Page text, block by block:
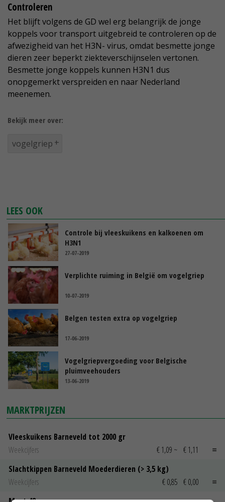
Controleren
Het blijft volgens de GD wel erg belangrijk de jonge
koppels voor transport uitgebreid te controleren op de
afwezigheid van het H3N- virus, omdat besmette jonge
dieren zeer beperkt ziekteverschijnselen vertonen.
Besmette jonge koppels kunnen H3N1 dus
onopgemerkt verspreiden en naar Nederland
meenemen.
Bekijk meer over:
vogelgriep
LEES OOK
Controle bij vleeskuikens en kalkoenen om
H3N1
27-07-2019
Verplichte ruiming in België om vogelgriep
10-07-2019
Belgen testen extra op vogelgriep
17-06-2019
Vogelgriepvergoeding voor Belgische
pluimveehouders
13-06-2019
MARKTPRIJZEN
Vleeskuikens Barneveld tot 2000 gr
Weekcijfers
€ 1,09 ~ € 1,11
Slachtkippen Barneveld Moederdieren (> 3,5 kg)
Weekcijfers
€ 0,85 € 0,00